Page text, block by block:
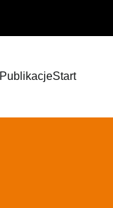
PublikacjeStart